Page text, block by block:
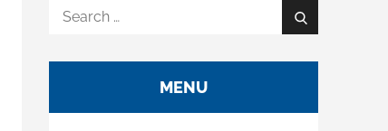
Search
Search
MENU